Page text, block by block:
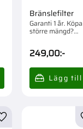
Bränslefilter
Garanti 1 år. Köpa
större mängd?
249,00:-
Lägg till i favoriter